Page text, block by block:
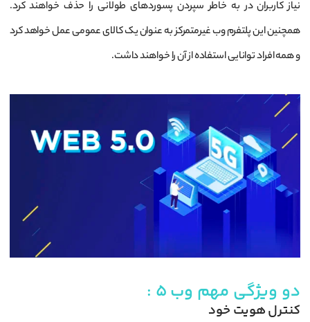
نیاز کاربران در به خاطر سپردن پسوردهای طولانی را حذف خواهند کرد.
همچنین این پلتفرم وب غیرمتمرکز به عنوان یک کالای عمومی عمل خواهد کرد
و همه افراد توانایی استفاده از آن را خواهند داشت.
دو ویژگی مهم وب 5 :
کنترل هویت خود